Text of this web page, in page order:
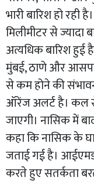
भारी बारिश हो रही
मिलीमीटर से ज्यादा
अत्यधिक बारिश हुई
मुंबई, ठाणे और
से कम होने की
ऑरेंज अलर्ट है। कल से
जाएगी। नासिक में
कहा कि नासिक के
जताई गई है।
करते हुए सतर्कता